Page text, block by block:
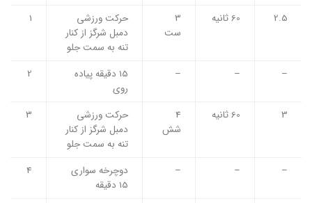
2.5
60 ثانیه
3
ست
حرکت ورزشی
دمبل شرگز از کنار
تنه به سمت جلو
1
–
–
–
15 دقیقه پیاده
روی
2
3 60 ثانیه
4
شش
حرکت ورزشی
دمبل شرگز از کنار
تنه به سمت جلو
3
–
–
–
دوچرخه سواری
15 دقیقه
4